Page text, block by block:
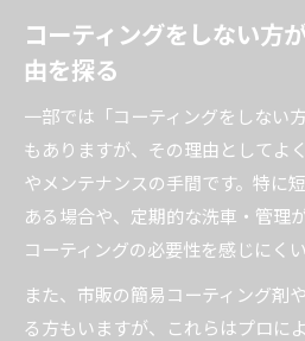
コーティングをしない方
由を探る
一部では「コーティングをしない
もありますが、その理由としてよ
やメンテナンスの手間です。特に
ある場合や、定期的な洗車・管理
コーティングの必要性を感じにく
また、市販の簡易コーティング剤
る方もいますが、これらはプロに